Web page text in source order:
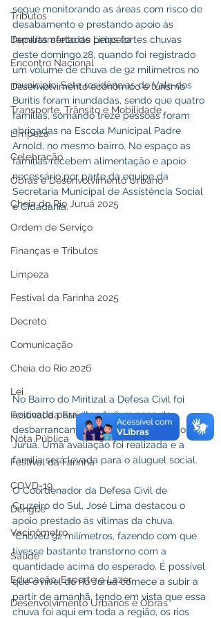
Tributos
Departamento de Limpeza
Encontro Nacional
Desenvolvimento econômico e turismo
Transporte, Trânsito e Mobilidade
Limpeza
Celebração
Obras e Desenvolvimento Urbano
Cheia do Rio Juruá 2025
Ordem de Serviço
Finanças e Tributos
Limpeza
Festival da Farinha 2025
Decreto
Comunicação
Cheia do Rio 2026
Lei
Festival da Farinha 2026
Nota Pública
Festival da Farinha
COVD-19
Dengue
Vacinômetro
Saúde
Educação, Esporte e Lazer
Desenvolvimento Urbanos e Obras
segue monitorando as áreas com risco de
desabamento e prestando apoio às
famílias afetadas pelas fortes chuvas
deste domingo,28, quando foi registrado
um volume de chuva de 92 milímetros no
município. Sete residências do Vale dos
Buritis foram inundadas, sendo que quatro
famílias, somando treze pessoas foram
abrigadas na Escola Municipal Padre
Arnold, no mesmo bairro. No espaço as
famílias recebem alimentação e apoio
necessário por parte da equipe da
Secretaria Municipal de Assistência Social
e Cidadania.
No Bairro do Miritizal a Defesa Civil foi
acionada para atender um caso de
desbarrancamento às margens do Rio
Juruá. Uma avaliação foi realizada e a
família será levada para o aluguel social.
O Coordenador da Defesa Civil de
Cruzeiro do Sul, José Lima destacou o
apoio prestado às vítimas da chuva.
"Choveu 92 milímetros, fazendo com que
tivesse bastante transtorno com a
quantidade acima do esperado. É possível
que o nível do rio Juruá comece a subir a
partir de amanhã, tendo em vista que essa
chuva foi aqui em toda a região, os rios